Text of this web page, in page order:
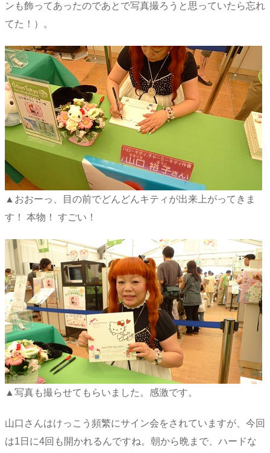
ンも飾ってあったのであとで写真撮ろうと思っていたら忘れ
てた！）。
▲おおーっ、目の前でどんどんキティが出来上がってきま
す！ 本物！ すごい！
▲写真も撮らせてもらいました。感激です。
山口さんはけっこう頻繁にサイン会をされていますが、今回
は1日に4回も開かれるんですね。朝から晩まで、ハードな